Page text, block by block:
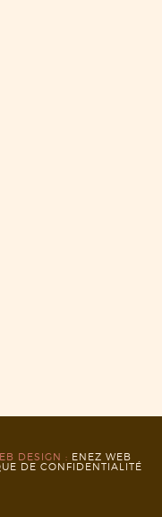
DESIGN : ENEZ WEB
DE CONFIDENTIALITÉ